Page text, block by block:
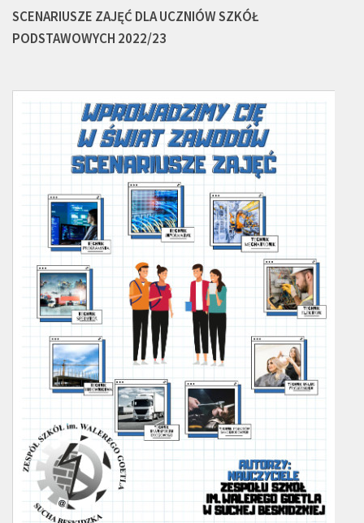
SCENARIUSZE ZAJĘĆ DLA UCZNIÓW SZKÓŁ
PODSTAWOWYCH 2022/23